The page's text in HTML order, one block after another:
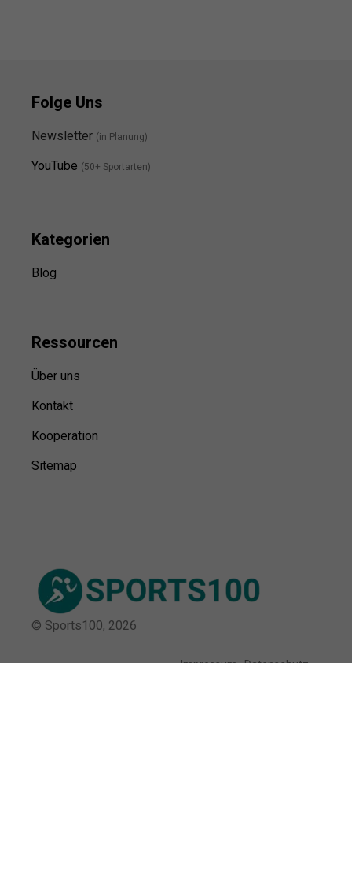
Folge Uns
Newsletter (in Planung)
YouTube (50+ Sportarten)
Kategorien
Blog
Ressourcen
Über uns
Kontakt
Kooperation
Sitemap
© Sports100, 2026
Impressum Datenschutz